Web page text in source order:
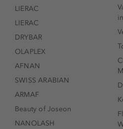
LIERAC
LIERAC
DRYBAR
OLAPLEX
AFNAN
SWISS ARABIAN
ARMAF
Beauty of Joseon
NANOLASH